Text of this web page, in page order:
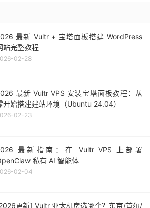
最新 Vultr + 宝塔面板搭建 WordPress
站完整教程
02-28
最新 Vultr VPS 安装宝塔面板教程：从
开始搭建建站环境（Ubuntu 24.04）
02-23
最新指南：在 Vultr VPS 上部署
私有 AI 智能体
02-04
更新] Vultr 亚太机房选哪个？东京/首尔/